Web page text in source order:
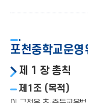
포천중학교운영
제 1 장 총칙
제1조 (목적)